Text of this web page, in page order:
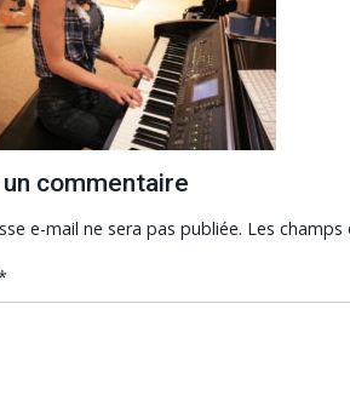
commentaire
e-mail ne sera pas publiée. Les